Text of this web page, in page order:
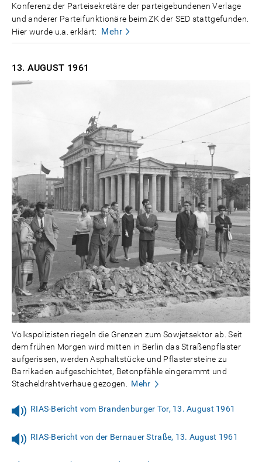
Konferenz der Parteisekretäre der parteigebundenen Verlage
und anderer Parteifunktionäre beim ZK der SED stattgefunden.
Hier wurde u.a. erklärt:
Mehr
13. AUGUST 1961
Volkspolizisten riegeln die Grenzen zum Sowjetsektor ab. Seit
dem frühen Morgen wird mitten in Berlin das Straßenpflaster
aufgerissen, werden Asphaltstücke und Pflastersteine zu
Barrikaden aufgeschichtet, Betonpfähle eingerammt und
Stacheldrahtverhaue gezogen.
Mehr
RIAS-Bericht vom Brandenburger Tor, 13. August 1961
RIAS-Bericht von der Bernauer Straße, 13. August 1961